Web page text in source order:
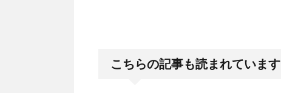
こちらの記事も読まれています